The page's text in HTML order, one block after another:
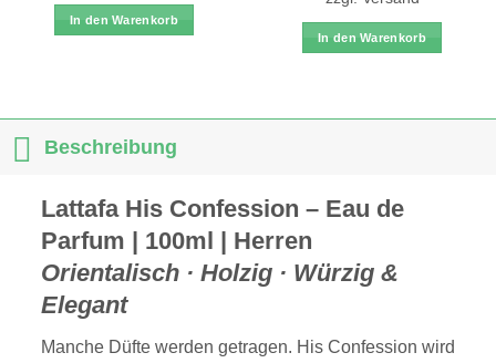
In den Warenkorb
In den Warenkorb
Beschreibung
Lattafa His Confession – Eau de
Parfum | 100ml | Herren
Orientalisch · Holzig · Würzig &
Elegant
Manche Düfte werden getragen. His Confession wird